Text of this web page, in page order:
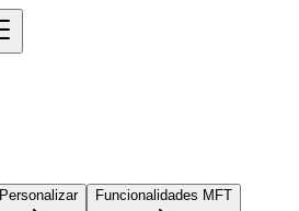
Personalizar Funcionalidades MFT